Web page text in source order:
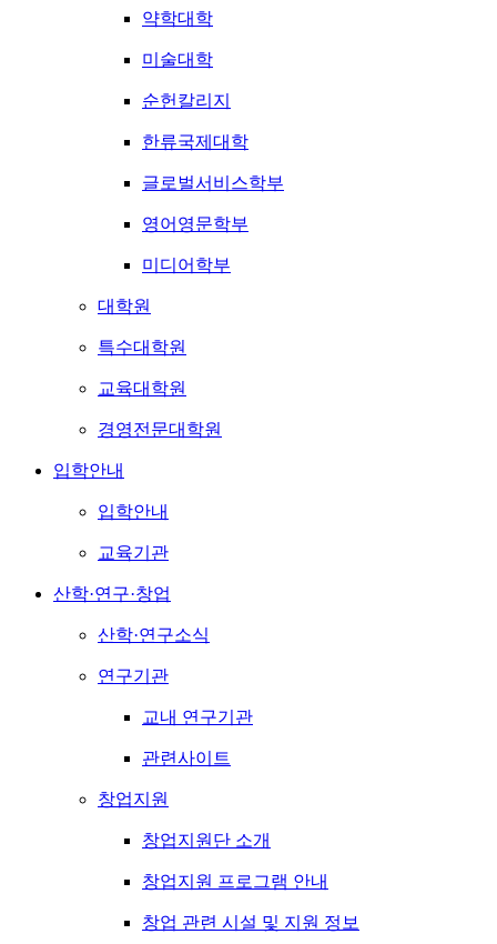
약학대학
미술대학
순헌칼리지
한류국제대학
글로벌서비스학부
영어영문학부
미디어학부
대학원
특수대학원
교육대학원
경영전문대학원
입학안내
입학안내
교육기관
산학·연구·창업
산학·연구소식
연구기관
교내 연구기관
관련사이트
창업지원
창업지원단 소개
창업지원 프로그램 안내
창업 관련 시설 및 지원 정보